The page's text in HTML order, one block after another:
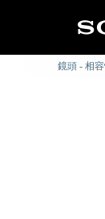
鏡頭 - 相